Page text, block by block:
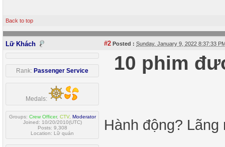
Back to top
Lữ Khách #2 Posted : Sunday, January 9, 2022 8:37:33
Rank: Passenger Service
Medals:
Groups: Crew Officer, CTV, Moderator
Joined: 10/20/2010(UTC)
Posts: 9,308
Location: Lữ quán
10 phim
Hành động?